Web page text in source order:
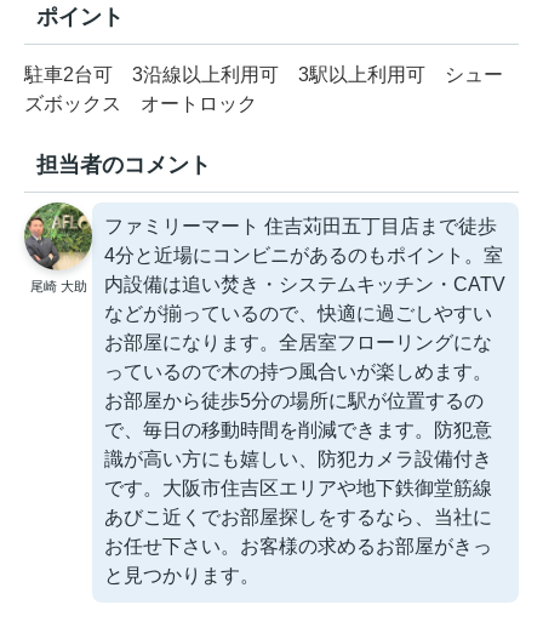
ポイント
駐車2台可 3沿線以上利用可 3駅以上利用可
シュー
ズボックス
オートロック
担当者のコメント
尾崎 大助
ファミリーマート 住吉苅田五丁目店まで徒歩
4分と近場にコンビニがあるのもポイント。室
内設備は追い焚き・システムキッチン・CATV
などが揃っているので、快適に過ごしやすい
お部屋になります。全居室フローリングにな
っているので木の持つ風合いが楽しめます。
お部屋から徒歩5分の場所に駅が位置するの
で、毎日の移動時間を削減できます。防犯意
識が高い方にも嬉しい、防犯カメラ設備付き
です。大阪市住吉区エリアや地下鉄御堂筋線
あびこ近くでお部屋探しをするなら、当社に
お任せ下さい。お客様の求めるお部屋がきっ
と見つかります。